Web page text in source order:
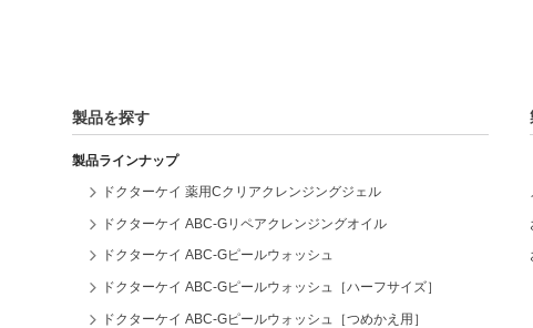
製品を探す
製品ラインナップ
ドクターケイ 薬用Cクリアクレンジングジェル
ドクターケイ ABC-Gリペアクレンジングオイル
ドクターケイ ABC-Gピールウォッシュ
ドクターケイ ABC-Gピールウォッシュ［ハーフサイズ］
ドクターケイ ABC-Gピールウォッシュ［つめかえ用］